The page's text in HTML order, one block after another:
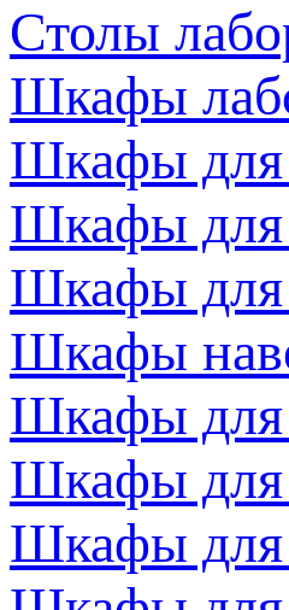
Столы
Шкафы
Шкафы для
Шкафы для
Шкафы для
Шкафы
Шкафы
Шкафы для
Шкафы для